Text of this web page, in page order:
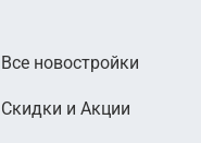
Все новостройки
Скидки и Акции